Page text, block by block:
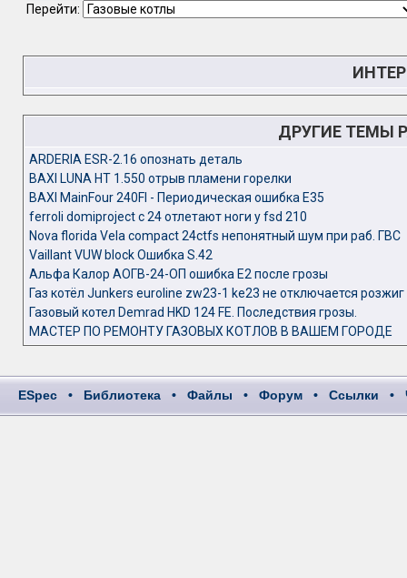
Перейти:
ДРУГИЕ ТЕМЫ
ARDERIA ESR-2.16 опознать деталь
BAXI LUNA HT 1.550 отрыв пламени горелки
BAXI MainFour 240FI - Периодическая ошибка E35
ferroli domiproject c 24 отлетают ноги у fsd 210
Nova florida Vela compact 24ctfs непонятный шум при раб. ГВС
Vaillant VUW block Ошибка S.42
Альфа Калор АОГВ-24-ОП ошибка Е2 после грозы
Газ котёл Junkers euroline zw23-1 ke23 не отключается розжиг
Газовый котел Demrad HKD 124 FE. Последствия грозы.
МАСТЕР ПО РЕМОНТУ ГАЗОВЫХ КОТЛОВ В ВАШЕМ ГОРОДЕ
ESpec • Библиотека • Файлы • Форум • Ссылки •